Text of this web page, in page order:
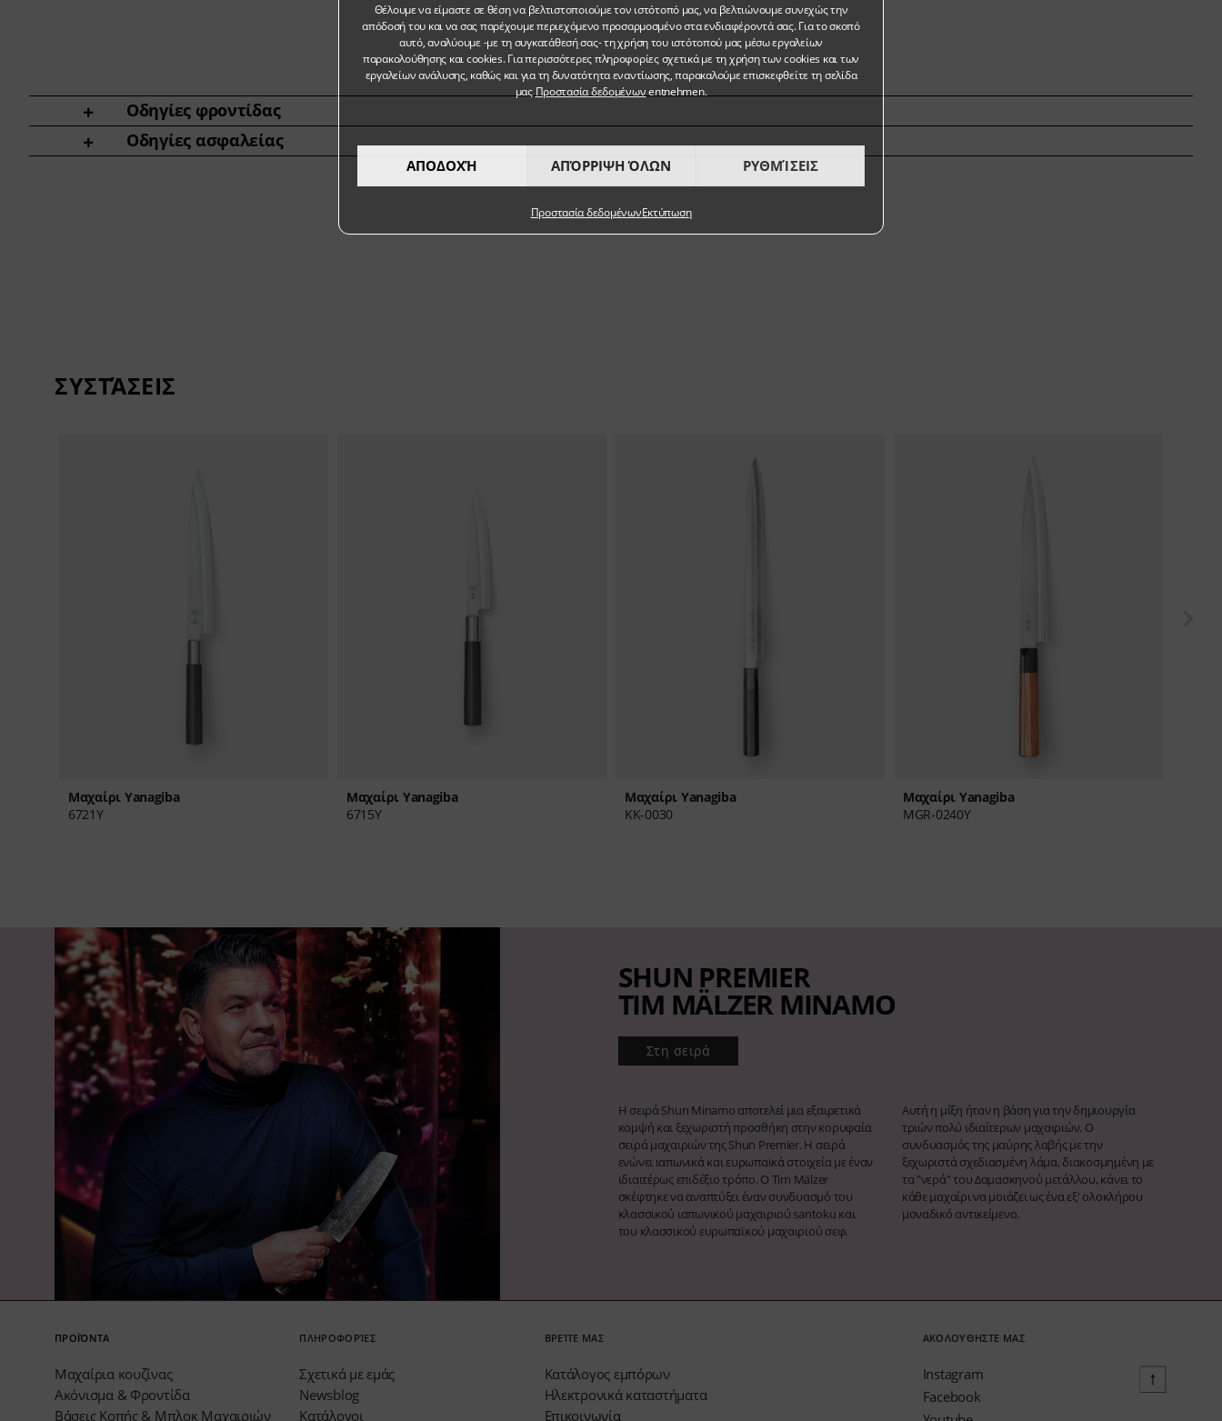
Θέλουμε να είμαστε σε θέση να βελτιστοποιούμε τον ιστότοπό μας, να βελτιώνουμε συνεχώς την
απόδοσή του και να σας παρέχουμε περιεχόμενο προσαρμοσμένο στα ενδιαφέροντά σας. Για το σκοπό
αυτό, αναλύουμε -με τη συγκατάθεσή σας- τη χρήση του ιστότοπού μας μέσω εργαλείων
παρακολούθησης και cookies. Για περισσότερες πληροφορίες σχετικά με τη χρήση των cookies και των
εργαλείων ανάλυσης, καθώς και για τη δυνατότητα εναντίωσης, παρακαλούμε επισκεφθείτε τη σελίδα
μας Προστασία δεδομένωνentnehmen.
ΑΠΟΔΟΧΉ ΑΠΌΡΡΙΨΗ ΌΛΩΝ ΡΥΘΜΊΣΕΙΣ
Προστασία δεδομένωνΕκτύπωση
Οδηγίες φροντίδας
Οδηγίες ασφαλείας
ΣΥΣΤΆΣΕΙΣ
Μαχαίρι Yanagiba
6721Y
Μαχαίρι Yanagiba
6715Y
Μαχαίρι Yanagiba
KK-0030
Μαχαίρι Yanagiba
MGR-0240Y
SHUN PREMIER
TIM MÄLZER MINAMO
Στη σειρά
Η σειρά Shun Minamo αποτελεί μια εξαιρετικά
κομψή και ξεχωριστή προσθήκη στην κορυφαία
σειρά μαχαιριών της Shun Premier. Η σειρά
ενώνει ιαπωνικά και ευρωπαϊκά στοιχεία με έναν
ιδιαιτέρως επιδέξιο τρόπο. Ο Tim Mälzer
σκέφτηκε να αναπτύξει έναν συνδυασμό του
κλασσικού ιαπωνικού μαχαιριού santoku και
του κλασσικού ευρωπαϊκού μαχαιριού σεφ.
Αυτή η μίξη ήταν η βάση για την δημιουργία
τριών πολύ ιδιαίτερων μαχαιριών. Ο
συνδυασμός της μαύρης λαβής με την
ξεχωριστά σχεδιασμένη λάμα, διακοσμημένη με
τα "νερά" του Δαμασκηνού μετάλλου, κάνει το
κάθε μαχαίρι να μοιάζει ως ένα εξ' ολοκλήρου
μοναδικό αντικείμενο.
ΠΡΟΪΌΝΤΑ
Μαχαίρια κουζίνας
Ακόνισμα & Φροντίδα
Βάσεις Κοπής & Μπλοκ Μαχαιριών
ΠΛΗΡΟΦΟΡΊΕΣ
Σχετικά με εμάς
Newsblog
Κατάλογοι
ΒΡΕΊΤΕ ΜΑΣ
Κατάλογος εμπόρων
Ηλεκτρονικά καταστήματα
Επικοινωνία
ΑΚΟΛΟΥΘΗΣΤΕ ΜΑΣ
Instagram
Facebook